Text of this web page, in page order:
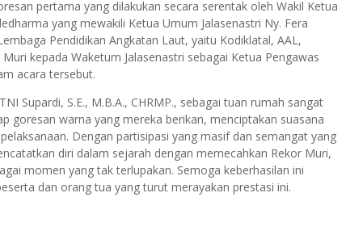
pertama yang dilakukan secara serentak oleh Wakil Ketua
yang mewakili Ketua Umum Jalasenastri Ny. Fera
Pendidikan Angkatan Laut, yaitu Kodiklatal, AAL,
kepada Waketum Jalasenastri sebagai Ketua Pengawas
acara tersebut.
Supardi, S.E., M.B.A., CHRMP., sebagai tuan rumah sangat
goresan warna yang mereka berikan, menciptakan suasana
Dengan partisipasi yang masif dan semangat yang
diri dalam sejarah dengan memecahkan Rekor Muri,
momen yang tak terlupakan. Semoga keberhasilan ini
dan orang tua yang turut merayakan prestasi ini.